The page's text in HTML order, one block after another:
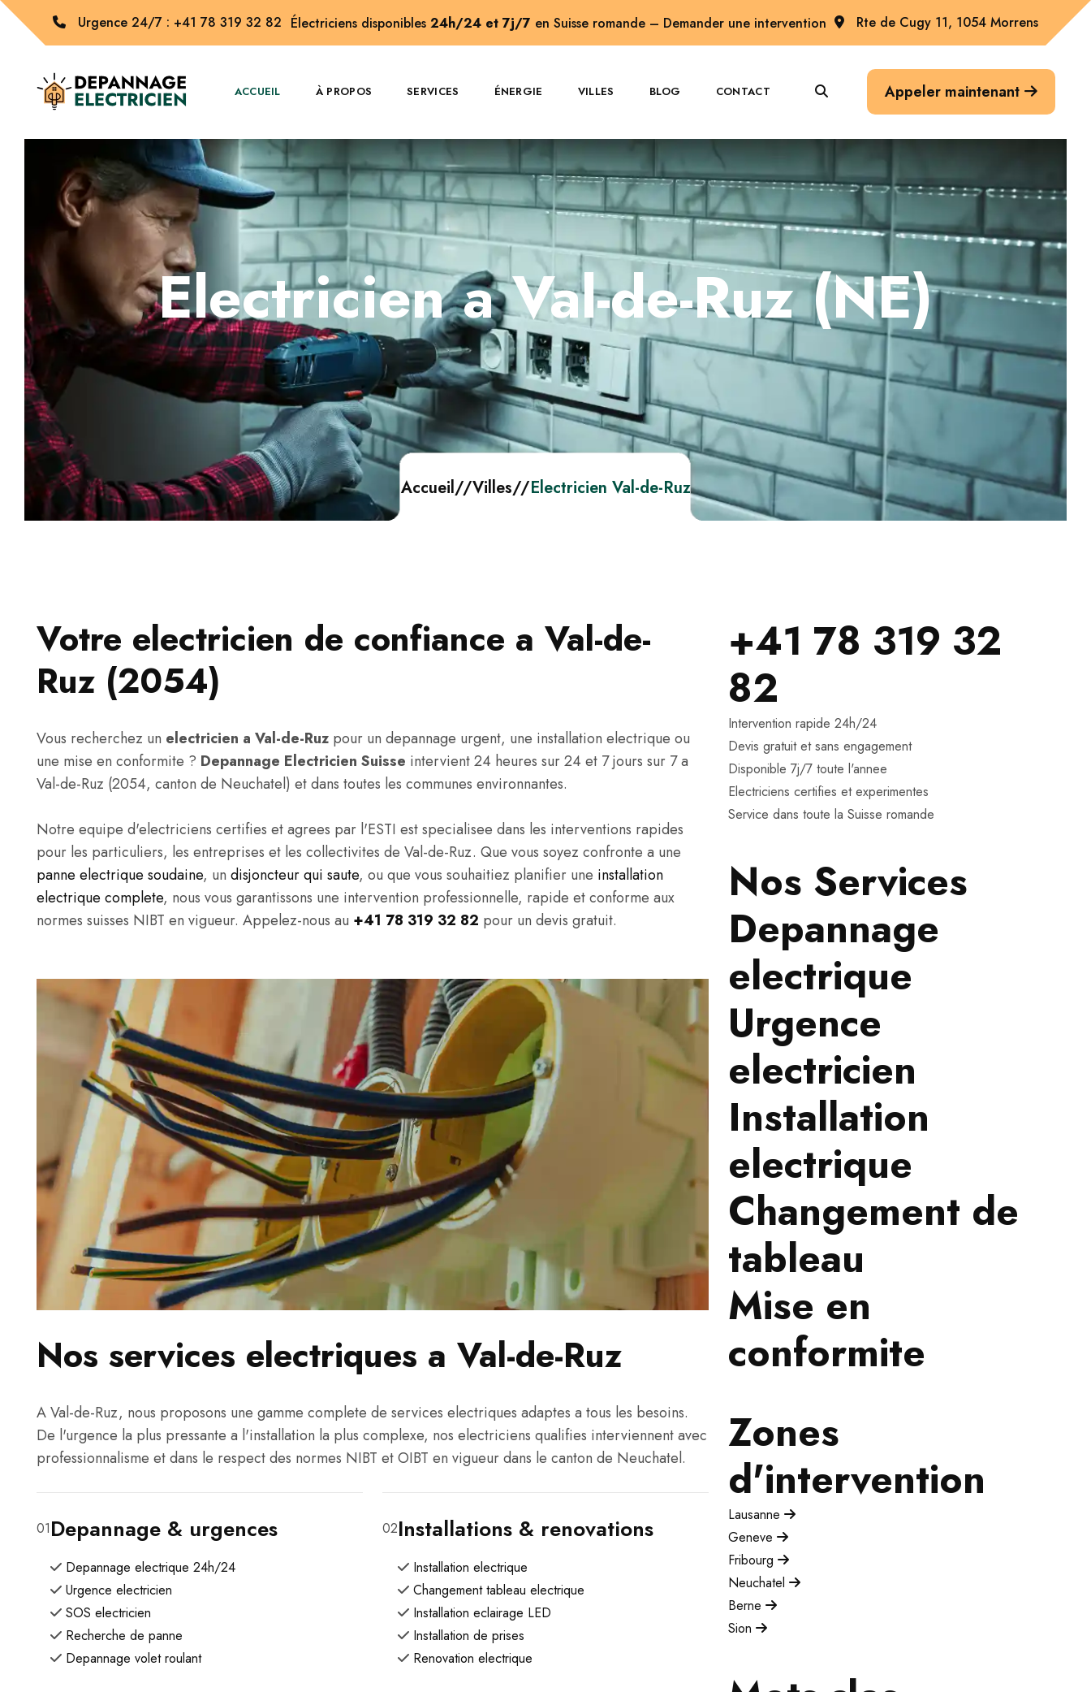
Urgence 24/7 : +41 78 319 32 82 Électriciens disponibles 24h/24 et 7j/7 en Suisse romande – Demander une intervention Rte de Cugy 11, 1054 Morrens
ACCUEIL À PROPOS SERVICES ÉNERGIE VILLES BLOG CONTACT Appeler maintenant
Electricien a Val-de-Ruz (NE)
Accueil//Villes//Electricien Val-de-Ruz
Votre electricien de confiance a Val-de-
Ruz (2054)
Vous recherchez un electricien a Val-de-Ruz pour un depannage urgent, une installation electrique ou
une mise en conformite ? Depannage Electricien Suisse intervient 24 heures sur 24 et 7 jours sur 7 a
Val-de-Ruz (2054, canton de Neuchatel) et dans toutes les communes environnantes.
Notre equipe d'electriciens certifies et agrees par l'ESTI est specialisee dans les interventions rapides
pour les particuliers, les entreprises et les collectivites de Val-de-Ruz. Que vous soyez confronte a une
panne electrique soudaine, un disjoncteur qui saute, ou que vous souhaitiez planifier une installation
electrique complete, nous vous garantissons une intervention professionnelle, rapide et conforme aux
normes suisses NIBT en vigueur. Appelez-nous au +41 78 319 32 82 pour un devis gratuit.
Nos services electriques a Val-de-Ruz
A Val-de-Ruz, nous proposons une gamme complete de services electriques adaptes a tous les besoins.
De l'urgence la plus pressante a l'installation la plus complexe, nos electriciens qualifies interviennent avec
professionnalisme et dans le respect des normes NIBT et OIBT en vigueur dans le canton de Neuchatel.
01Depannage & urgences
Depannage electrique 24h/24
Urgence electricien
SOS electricien
Recherche de panne
Depannage volet roulant
02Installations & renovations
Installation electrique
Changement tableau electrique
Installation eclairage LED
Installation de prises
Renovation electrique
+41 78 319 32
82
Intervention rapide 24h/24
Devis gratuit et sans engagement
Disponible 7j/7 toute l'annee
Electriciens certifies et experimentes
Service dans toute la Suisse romande
Nos Services
Depannage
electrique
Urgence
electricien
Installation
electrique
Changement de
tableau
Mise en
conformite
Zones
d'intervention
Lausanne
Geneve
Fribourg
Neuchatel
Berne
Sion